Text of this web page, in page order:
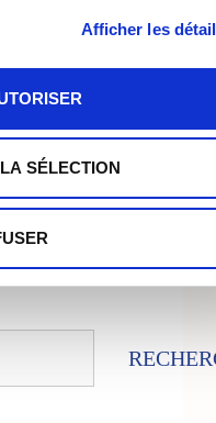
Afficher les
SÉLECTION